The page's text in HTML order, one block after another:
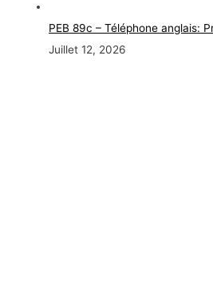
PEB 89c – Téléphone anglais:
Juillet 12, 2026